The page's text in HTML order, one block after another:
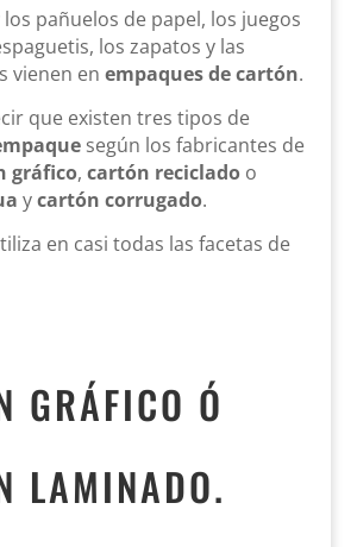
los pañuelos de papel, los juegos
los zapatos y las
vienen en empaques de cartón.
que existen tres tipos de
según los fabricantes de
gráfico, cartón recicladoo
ycartón corrugado.
en casi todas las facetas de
GRÁFICO Ó
LAMINADO.